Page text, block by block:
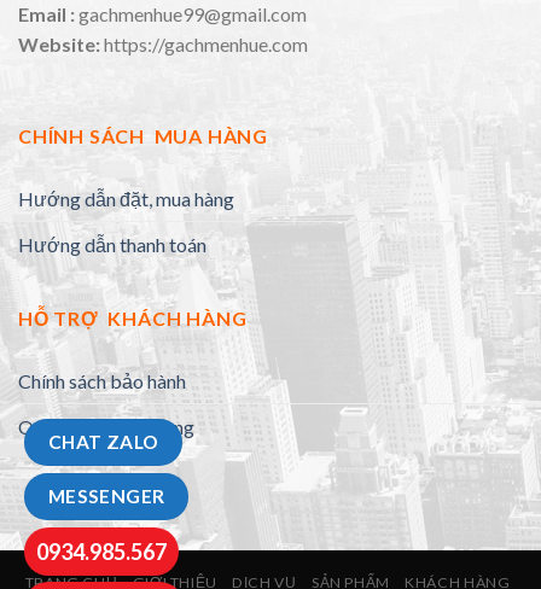
Email : gachmenhue99@gmail.com
Website:https://gachmenhue.com
CHÍNH SÁCH MUA HÀNG
Hướng dẫn đặt, mua hàng
Hướng dẫn thanh toán
HỖ TRỢ KHÁCH HÀNG
Chính sách bảo hành
Quy định đổi trả hàng
TRANG CHỦ GIỚI THIỆU DỊCH VỤ SẢN PHẨM KHÁCH HÀNG
CHAT ZALO
MESSENGER
0934.985.567